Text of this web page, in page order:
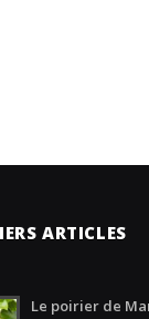
ARTICLES
Le poirier de